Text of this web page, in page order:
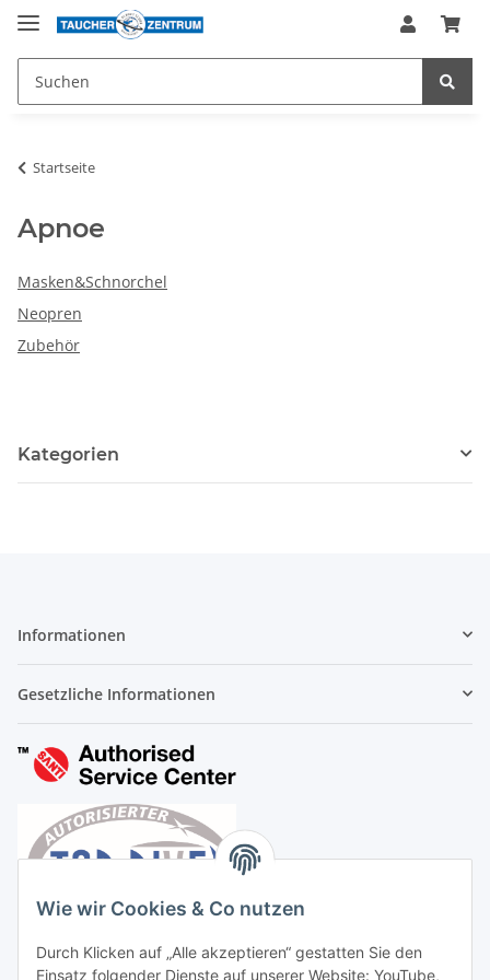
Startseite
Apnoe
Masken&Schnorchel
Neopren
Zubehör
Kategorien
Informationen
Gesetzliche Informationen
Wie wir Cookies & Co nutzen
Durch Klicken auf „Alle akzeptieren“ gestatten Sie den
Einsatz folgender Dienste auf unserer Website: YouTube,